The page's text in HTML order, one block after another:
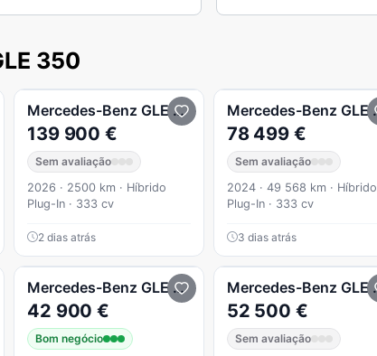
350
de 4Matic
Mercedes-Benz GLE 350 de 4Matic
139 900 €
Sem avaliação
2026 · 2500 km · Híbrido
Plug-In · 333 cv
2 dias atrás
Mercedes-Benz GLE 350
78 499 €
Sem avaliação
2024 · 49 568 km · Híbrido
Plug-In · 333 cv
3 dias atrás
de 4Matic
Mercedes-Benz GLE 350 d Coupé 4Matic
42 900 €
Bom negócio
Mercedes-Benz GLE 350
52 500 €
Sem avaliação